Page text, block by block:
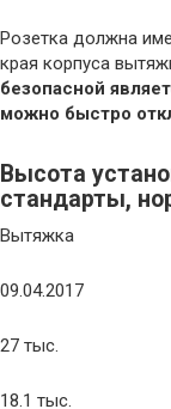
Розетка должна
края корпуса
безопасной
можно быстро
Высота
стандарты,
Вытяжка
09.04.2017
27 тыс.
18.1 тыс.